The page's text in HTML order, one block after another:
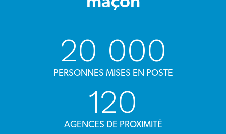
20 000
PERSONNES MISES EN POSTE
120
AGENCES DE PROXIMITÉ